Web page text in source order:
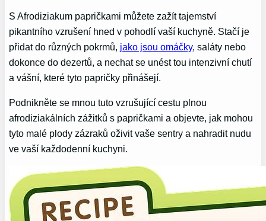
S Afrodiziakum papričkami můžete zažít tajemství
pikantního vzrušení hned v pohodlí vaší kuchyně. Stačí je
přidat do různých pokrmů, jako jsou omáčky, saláty nebo
dokonce do dezertů, a nechat se unést tou intenzivní chutí
a vášní, které tyto papričky přinášejí.
Podnikněte se mnou tuto vzrušující cestu plnou
afrodiziakálních zážitků s papričkami a objevte, jak mohou
tyto malé plody zázraků oživit vaše sentry a nahradit nudu
ve vaší každodenní kuchyni.